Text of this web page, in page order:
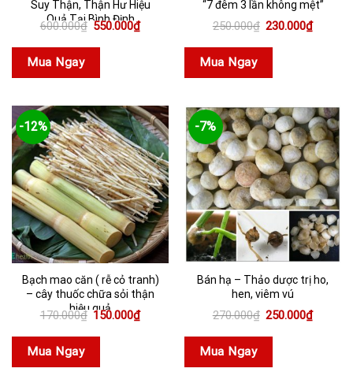
Suy Thận, Thận Hư Hiệu
Quả Tại Bình Định
600.000₫ Giá
là:
550.000₫Giá
hiện
Mua Ngay
“7 đêm 3 lần không mệt”
250.000₫ Giá
là:
230.000₫Giá
hiện
Mua Ngay
-12%
Bạch mao căn ( rễ cỏ tranh)
– cây thuốc chữa sỏi thận
hiệu quả
170.000₫ Giá
là:
150.000₫Giá
hiện
Mua Ngay
-7%
Bán hạ – Thảo dược trị ho,
hen, viêm vú
270.000₫ Giá
là:
250.000₫Giá
hiện
Mua Ngay